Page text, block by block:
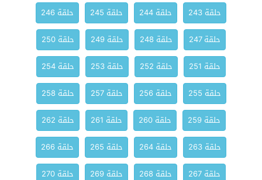
حلقة 243
حلقة 244 حلقة 245
حلقة 246
حلقة 247
حلقة 248 حلقة 249
حلقة 250
حلقة 251
حلقة 252 حلقة 253
حلقة 254
حلقة 255
حلقة 256 حلقة 257
حلقة 258
حلقة 259
حلقة 260 حلقة 261
حلقة 262
حلقة 263
حلقة 264 حلقة 265
حلقة 266
حلقة 267
حلقة 268 حلقة 269
حلقة 270